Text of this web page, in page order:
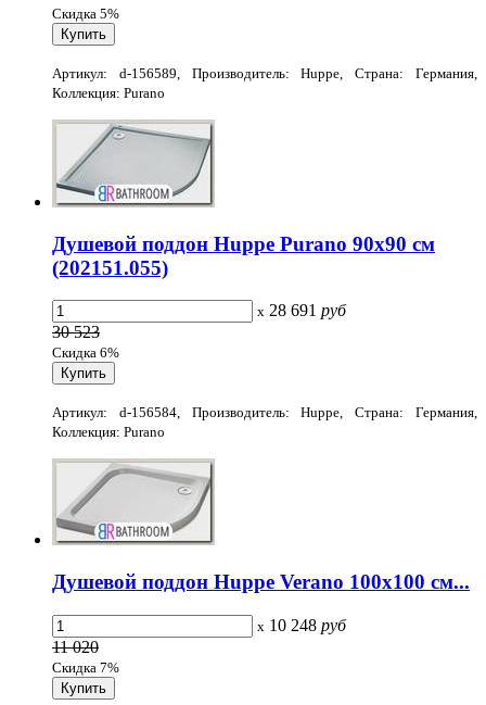
Скидка 5%
Артикул: d-156589, Производитель: Huppe, Страна: Германия,
Коллекция: Purano
Душевой поддон Huppe Purano 90x90 см
(202151.055)
x 28 691 руб
30 523
Скидка 6%
Артикул: d-156584, Производитель: Huppe, Страна: Германия,
Коллекция: Purano
Душевой поддон Huppe Verano 100x100 см...
x 10 248 руб
11 020
Скидка 7%